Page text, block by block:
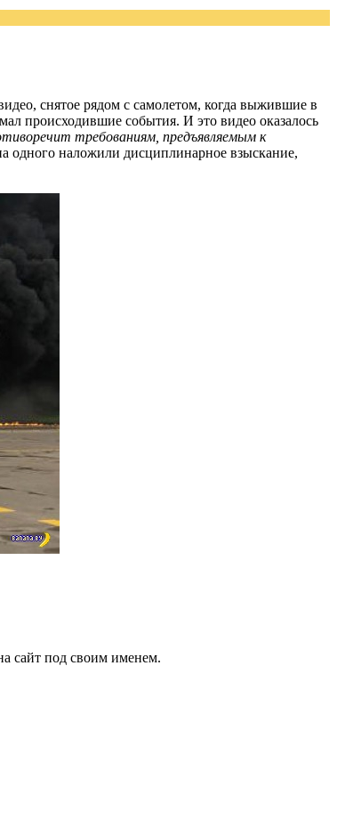
снятое рядом с самолетом, когда выжившие в
происходившие события. И это видео оказалось
требованиям, предъявляемым к
одного наложили дисциплинарное взыскание,
сайт под своим именем.